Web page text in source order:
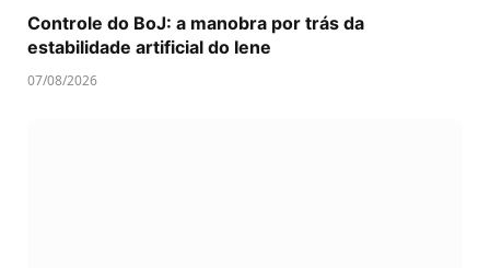
Controle do BoJ: a manobra por trás da
estabilidade artificial do Iene
07/08/2026